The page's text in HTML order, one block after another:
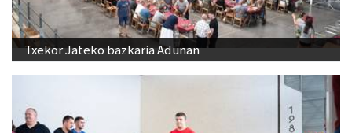
Txekor Jateko bazkaria Adunan